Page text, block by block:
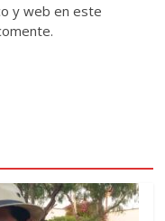
y web en este